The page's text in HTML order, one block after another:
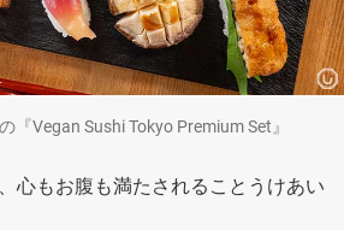
『Vegan Sushi Tokyo Premium Set』
心もお腹も満たされることうけあい